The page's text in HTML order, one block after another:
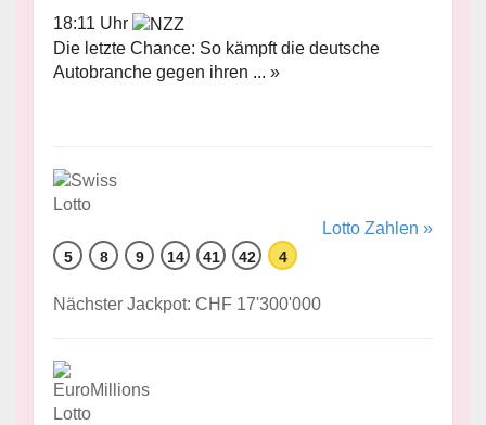
18:11 Uhr
Die letzte Chance: So kämpft die deutsche
Autobranche gegen ihren ... »
Lotto Zahlen »
5 8 9 14 41 42 4
Nächster Jackpot: CHF 17'300'000